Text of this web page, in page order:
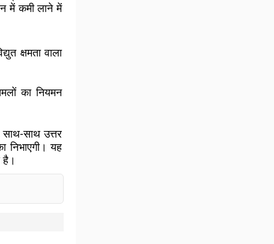
में कमी लाने में
क्षमता वाला
का नियमन
साथ उत्तर
निभाएगी। यह
है।